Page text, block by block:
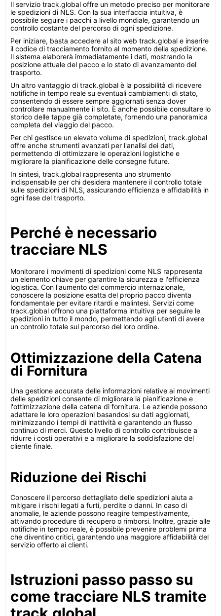
Il servizio track.global offre un metodo preciso per monitorare
le spedizioni di NLS. Con la sua interfaccia intuitiva, è
possibile seguire i pacchi a livello mondiale, garantendo un
controllo costante del percorso di ogni spedizione.
Per iniziare, basta accedere al sito web track.global e inserire
il codice di tracciamento fornito al momento della spedizione.
Il sistema elaborerà immediatamente i dati, mostrando la
posizione attuale del pacco e lo stato di avanzamento del
trasporto.
Un altro vantaggio di track.global è la possibilità di ricevere
notifiche in tempo reale su eventuali cambiamenti di stato,
consentendo di essere sempre aggiornati senza dover
controllare manualmente il sito. È anche possibile consultare lo
storico delle tappe già completate, fornendo una panoramica
completa del viaggio del pacco.
Per chi gestisce un elevato volume di spedizioni, track.global
offre anche strumenti avanzati per l'analisi dei dati,
permettendo di ottimizzare le operazioni logistiche e
migliorare la pianificazione delle consegne future.
In sintesi, track.global rappresenta uno strumento
indispensabile per chi desidera mantenere il controllo totale
sulle spedizioni di NLS, assicurando efficienza e affidabilità in
ogni fase del trasporto.
Perché è necessario
tracciare NLS
Monitorare i movimenti di spedizioni come NLS rappresenta
un elemento chiave per garantire la sicurezza e l'efficienza
logistica. Con l'aumento del commercio internazionale,
conoscere la posizione esatta del proprio pacco diventa
fondamentale per evitare ritardi e malintesi. Servizi come
track.global offrono una piattaforma intuitiva per seguire le
spedizioni in tutto il mondo, permettendo agli utenti di avere
un controllo totale sul percorso del loro ordine.
Ottimizzazione della Catena
di Fornitura
Una gestione accurata delle informazioni relative ai movimenti
delle spedizioni consente di migliorare la pianificazione e
l'ottimizzazione della catena di fornitura. Le aziende possono
adattare le loro operazioni basandosi su dati aggiornati,
minimizzando i tempi di inattività e garantendo un flusso
continuo di merci. Questo livello di controllo contribuisce a
ridurre i costi operativi e a migliorare la soddisfazione del
cliente finale.
Riduzione dei Rischi
Conoscere il percorso dettagliato delle spedizioni aiuta a
mitigare i rischi legati a furti, perdite o danni. In caso di
anomalie, le aziende possono reagire tempestivamente,
attivando procedure di recupero o rimborsi. Inoltre, grazie alle
notifiche in tempo reale, è possibile prevenire problemi prima
che diventino critici, garantendo una maggiore affidabilità del
servizio offerto ai clienti.
Istruzioni passo passo su
come tracciare NLS tramite